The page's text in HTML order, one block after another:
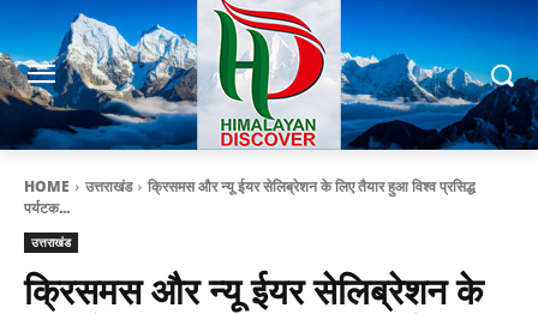
HOME उत्तराखंड
क्रिसमस और न्यू ईयर सेलिब्रेशन के लिए तैयार हुआ विश्व प्रसिद्ध
पर्यटक...
उत्तराखंड
क्रिसमस और न्यू ईयर सेलिब्रेशन के